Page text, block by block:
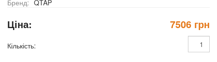
Бренд: QTAP
Ціна: 7506 грн
Кількість: